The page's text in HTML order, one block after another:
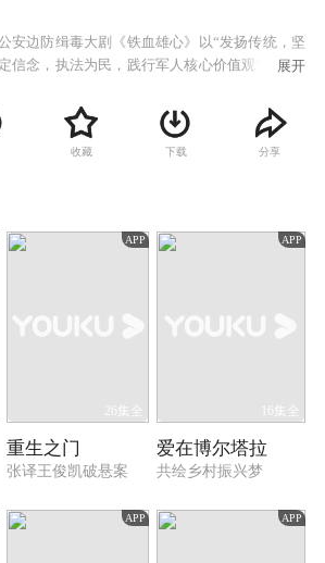
安边防缉毒大剧《铁血雄心》以“发扬传统，坚
定信念，执法为民，践行军人核心价值观”主题，
为素材，以国务院、中央军委授予“缉毒先锋
”荣誉称号的云南公安边防总队木康公安检查站
为原型，讲述了公安边防官兵在禁毒人民战争勇
展开
收藏 下载 分享
APP
26集全
重生之门
张译王俊凯破悬案
APP
16集全
爱在博尔塔拉
共绘乡村振兴梦
APP APP